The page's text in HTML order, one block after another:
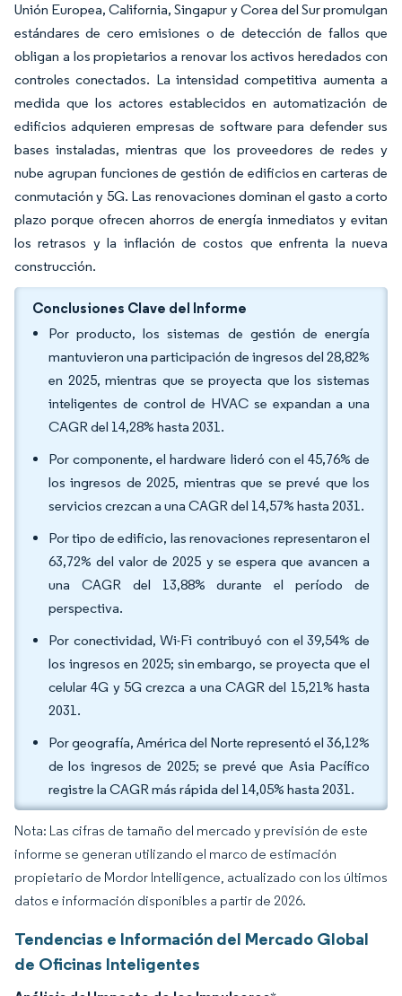
Unión Europea, California, Singapur y Corea del Sur promulgan
estándares de cero emisiones o de detección de fallos que
obligan a los propietarios a renovar los activos heredados con
controles conectados. La intensidad competitiva aumenta a
medida que los actores establecidos en automatización de
edificios adquieren empresas de software para defender sus
bases instaladas, mientras que los proveedores de redes y
nube agrupan funciones de gestión de edificios en carteras de
conmutación y 5G. Las renovaciones dominan el gasto a corto
plazo porque ofrecen ahorros de energía inmediatos y evitan
los retrasos y la inflación de costos que enfrenta la nueva
construcción.
Conclusiones Clave del Informe
Por producto, los sistemas de gestión de energía
mantuvieron una participación de ingresos del 28,82%
en 2025, mientras que se proyecta que los sistemas
inteligentes de control de HVAC se expandan a una
CAGR del 14,28% hasta 2031.
Por componente, el hardware lideró con el 45,76% de
los ingresos de 2025, mientras que se prevé que los
servicios crezcan a una CAGR del 14,57% hasta 2031.
Por tipo de edificio, las renovaciones representaron el
63,72% del valor de 2025 y se espera que avancen a
una CAGR del 13,88% durante el período de
perspectiva.
Por conectividad, Wi-Fi contribuyó con el 39,54% de
los ingresos en 2025; sin embargo, se proyecta que el
celular 4G y 5G crezca a una CAGR del 15,21% hasta
2031.
Por geografía, América del Norte representó el 36,12%
de los ingresos de 2025; se prevé que Asia Pacífico
registre la CAGR más rápida del 14,05% hasta 2031.
Nota: Las cifras de tamaño del mercado y previsión de este
informe se generan utilizando el marco de estimación
propietario de Mordor Intelligence, actualizado con los últimos
datos e información disponibles a partir de 2026.
Tendencias e Información del Mercado Global
de Oficinas Inteligentes